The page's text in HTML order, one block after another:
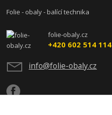
Folie - obaly - balící technika
folie-obaly.cz
+420 602 514 114
info@folie-obaly.cz